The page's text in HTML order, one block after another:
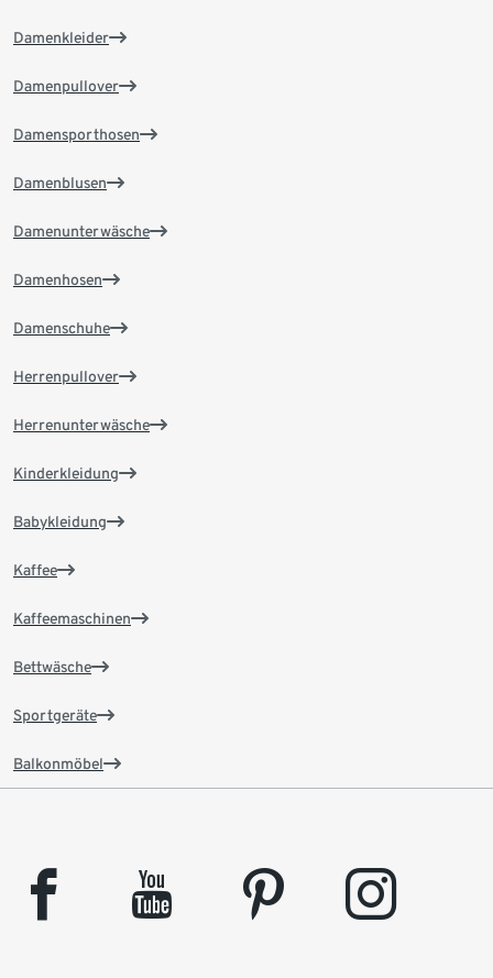
Damenkleider
Damenpullover
Damensporthosen
Damenblusen
Damenunterwäsche
Damenhosen
Damenschuhe
Herrenpullover
Herrenunterwäsche
Kinderkleidung
Babykleidung
Kaffee
Kaffeemaschinen
Bettwäsche
Sportgeräte
Balkonmöbel
facebook youtube pinterest instagram